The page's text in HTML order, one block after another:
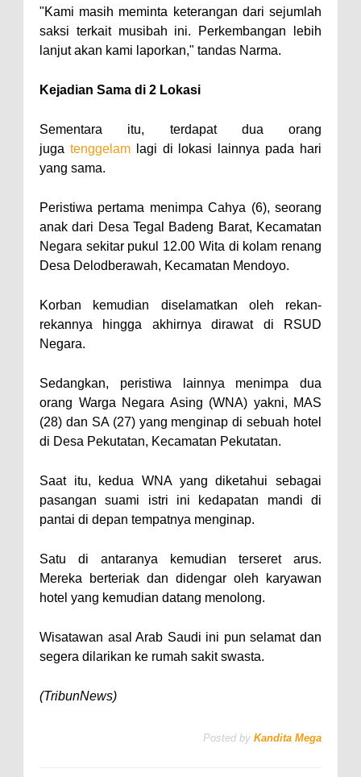
"Kami masih meminta keterangan dari sejumlah
saksi terkait musibah ini. Perkembangan lebih
lanjut akan kami laporkan," tandas Narma.
Kejadian Sama di 2 Lokasi
Sementara itu, terdapat dua orang
juga tenggelamlagi di lokasi lainnya pada hari
yang sama.
Peristiwa pertama menimpa Cahya (6), seorang
anak dari Desa Tegal Badeng Barat, Kecamatan
Negara sekitar pukul 12.00 Wita di kolam renang
Desa Delodberawah, Kecamatan Mendoyo.
Korban kemudian diselamatkan oleh rekan-
rekannya hingga akhirnya dirawat di RSUD
Negara.
Sedangkan, peristiwa lainnya menimpa dua
orang Warga Negara Asing (WNA) yakni, MAS
(28) dan SA (27) yang menginap di sebuah hotel
di Desa Pekutatan, Kecamatan Pekutatan.
Saat itu, kedua WNA yang diketahui sebagai
pasangan suami istri ini kedapatan mandi di
pantai di depan tempatnya menginap.
Satu di antaranya kemudian terseret arus.
Mereka berteriak dan didengar oleh karyawan
hotel yang kemudian datang menolong.
Wisatawan asal Arab Saudi ini pun selamat dan
segera dilarikan ke rumah sakit swasta.
(TribunNews)
Posted by Kandita Mega